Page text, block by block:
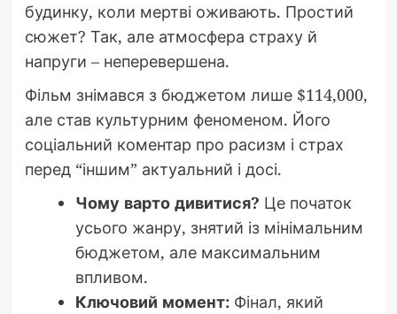
будинку, коли мертві оживають. Простий
сюжет? Так, але атмосфера страху й
напруги – неперевершена.
Фільм знімався з бюджетом лише $114,000,
але став культурним феноменом. Його
соціальний коментар про расизм і страх
перед “іншим” актуальний і досі.
Чому варто дивитися? Це початок
усього жанру, знятий із мінімальним
бюджетом, але максимальним
впливом.
Ключовий момент:Фінал, який